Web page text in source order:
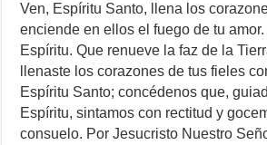
Ven, Espíritu Santo, llena los
enciende en ellos el fuego de tu
Espíritu. Que renueve la faz de la
llenaste los corazones de tus fieles
Espíritu Santo; concédenos que,
Espíritu, sintamos con rectitud y
consuelo. Por Jesucristo Nuestro